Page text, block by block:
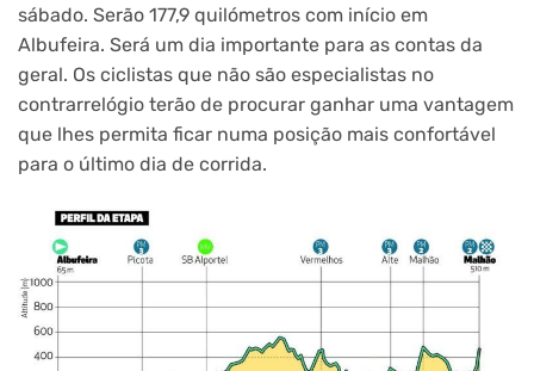
sábado. Serão 177,9 quilómetros com início em
Albufeira. Será um dia importante para as contas da
geral. Os ciclistas que não são especialistas no
contrarrelógio terão de procurar ganhar uma vantagem
que lhes permita ficar numa posição mais confortável
para o último dia de corrida.